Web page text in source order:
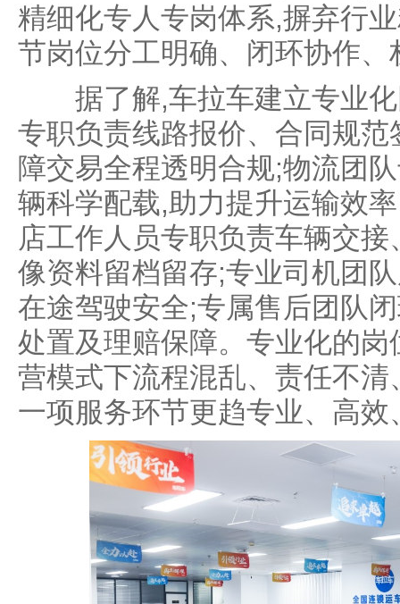
精细化专人专岗体系,摒弃行
节岗位分工明确、闭环协作、
据了解,车拉车建立专业化
专职负责线路报价、合同规
障交易全程透明合规;物流团
辆科学配载,助力提升运输效
店工作人员专职负责车辆交
像资料留档留存;专业司机团
在途驾驶安全;专属售后团队
处置及理赔保障。专业化的
营模式下流程混乱、责任不
一项服务环节更趋专业、高效